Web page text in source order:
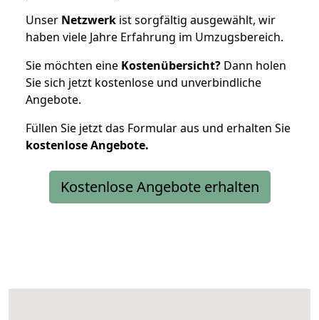
Unser Netzwerk ist sorgfältig ausgewählt, wir
haben viele Jahre Erfahrung im Umzugsbereich.
Sie möchten eine Kostenübersicht? Dann holen
Sie sich jetzt kostenlose und unverbindliche
Angebote.
Füllen Sie jetzt das Formular aus und erhalten Sie
kostenloseAngebote.
Kostenlose Angebote erhalten